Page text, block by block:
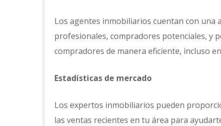
Los agentes inmobiliarios cuentan con una
profesionales, compradores potenciales, y
compradores de manera eficiente, incluso
Estadísticas de mercado
Los expertos inmobiliarios pueden
las ventas recientes en tu área para